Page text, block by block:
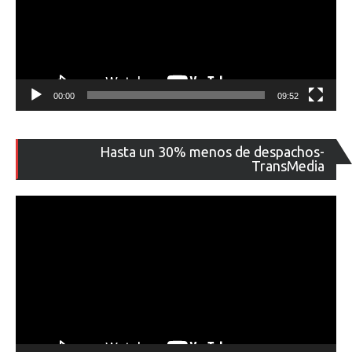
00:00 09:52
Hasta un 30% menos de despachos-
TransMedia
de